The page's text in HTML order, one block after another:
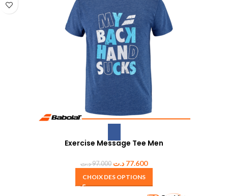
Exercise Message Tee Men
97.000د.ت 77.600 د.ت
CHOIX DES OPTIONS